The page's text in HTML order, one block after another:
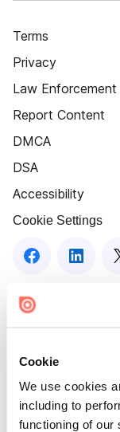
Cookie
We use cookies
including to
functioning of our
Terms
Privacy
Law Enforcement
Report Content
DMCA
DSA
Accessibility
Cookie Settings